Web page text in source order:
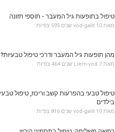
טיפול בתופעות גיל המעבר - תוספי תזונה
מאת vod-galit 10 שנים 595 צפיות
מהן תופעות גיל המעבר ודרכי טיפול טבעיות?
מאת Liem-vod 7 שנים 464 צפיות
טיפול טבעי בהפרעות קשב וריכוז, טיפול טבעי
בילדים
מאת vod-galit 10 שנים 816 צפיות